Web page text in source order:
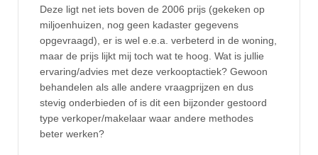
Deze ligt net iets boven de 2006 prijs (gekeken op
miljoenhuizen, nog geen kadaster gegevens
opgevraagd), er is wel e.e.a. verbeterd in de woning,
maar de prijs lijkt mij toch wat te hoog. Wat is jullie
ervaring/advies met deze verkooptactiek? Gewoon
behandelen als alle andere vraagprijzen en dus
stevig onderbieden of is dit een bijzonder gestoord
type verkoper/makelaar waar andere methodes
beter werken?